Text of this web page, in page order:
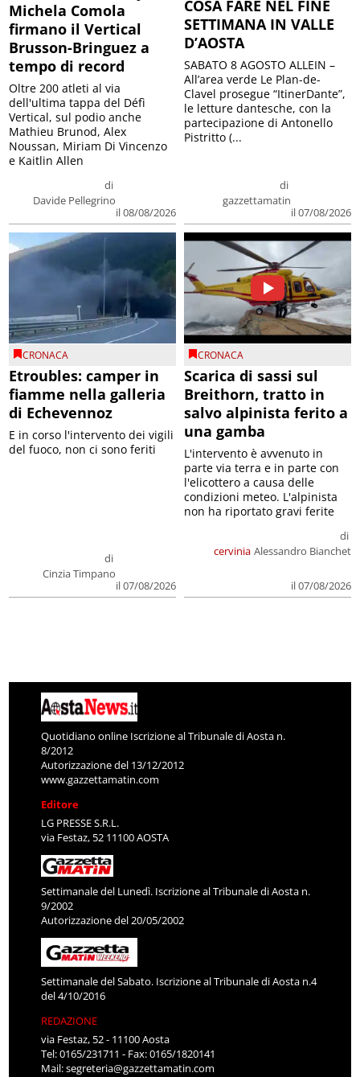
Michela Comola
firmano il Vertical
Brusson-Bringuez a
tempo di record
di
Davide Pellegrino
il 08/08/2026
Oltre 200 atleti al via
dell'ultima tappa del Défì
Vertical, sul podio anche
Mathieu Brunod, Alex
Noussan, Miriam Di Vincenzo
e Kaitlin Allen
COSA FARE NEL FINE
SETTIMANA IN VALLE
D’AOSTA
di
gazzettamatin
il 07/08/2026
SABATO 8 AGOSTO ALLEIN –
All’area verde Le Plan-de-
Clavel prosegue “ItinerDante”,
le letture dantesche, con la
partecipazione di Antonello
Pistritto (...
CRONACA
Etroubles: camper in
fiamme nella galleria
di Echevennoz
di
Cinzia Timpano
il 07/08/2026
E in corso l'intervento dei vigili
del fuoco, non ci sono feriti
CRONACA
Scarica di sassi sul
Breithorn, tratto in
salvo alpinista ferito a
una gamba
cervinia
di
Alessandro Bianchet
il 07/08/2026
L'intervento è avvenuto in
parte via terra e in parte con
l'elicottero a causa delle
condizioni meteo. L'alpinista
non ha riportato gravi ferite
Quotidiano online Iscrizione al Tribunale di Aosta n.
8/2012
Autorizzazione del 13/12/2012
www.gazzettamatin.com
Editore
LG PRESSE S.R.L.
via Festaz, 52 11100 AOSTA
Settimanale del Lunedì. Iscrizione al Tribunale di Aosta n.
9/2002
Autorizzazione del 20/05/2002
Settimanale del Sabato. Iscrizione al Tribunale di Aosta n.4
del 4/10/2016
REDAZIONE
via Festaz, 52 - 11100 Aosta
Tel: 0165/231711 - Fax: 0165/1820141
Mail:segreteria@gazzettamatin.com